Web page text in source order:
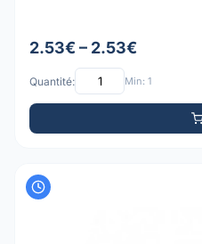
2.53€ – 2.53€
Quantité: Min: 1